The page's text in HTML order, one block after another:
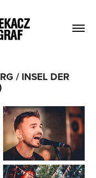
/ INSEL DER